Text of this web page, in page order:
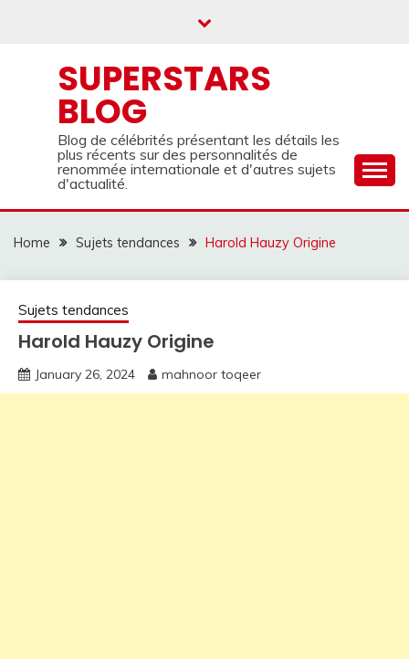
SUPERSTARS
BLOG
Blog de célébrités présentant les détails les
plus récents sur des personnalités de
renommée internationale et d'autres sujets
d'actualité.
Home Sujets tendances Harold Hauzy Origine
Sujets tendances
Harold Hauzy Origine
January 26, 2024 mahnoor toqeer